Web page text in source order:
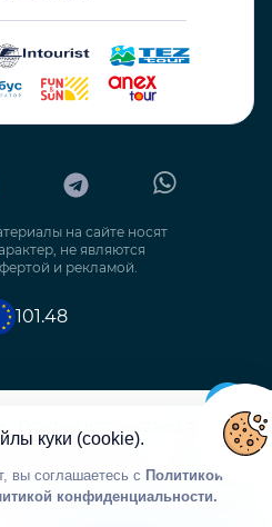
на сайте носят
не являются
и рекламой.
101.48
Политика использования cookie
персональных данных
персональных данных
куки (cookie).
вы соглашаетесь с Политикой
конфиденциальности.